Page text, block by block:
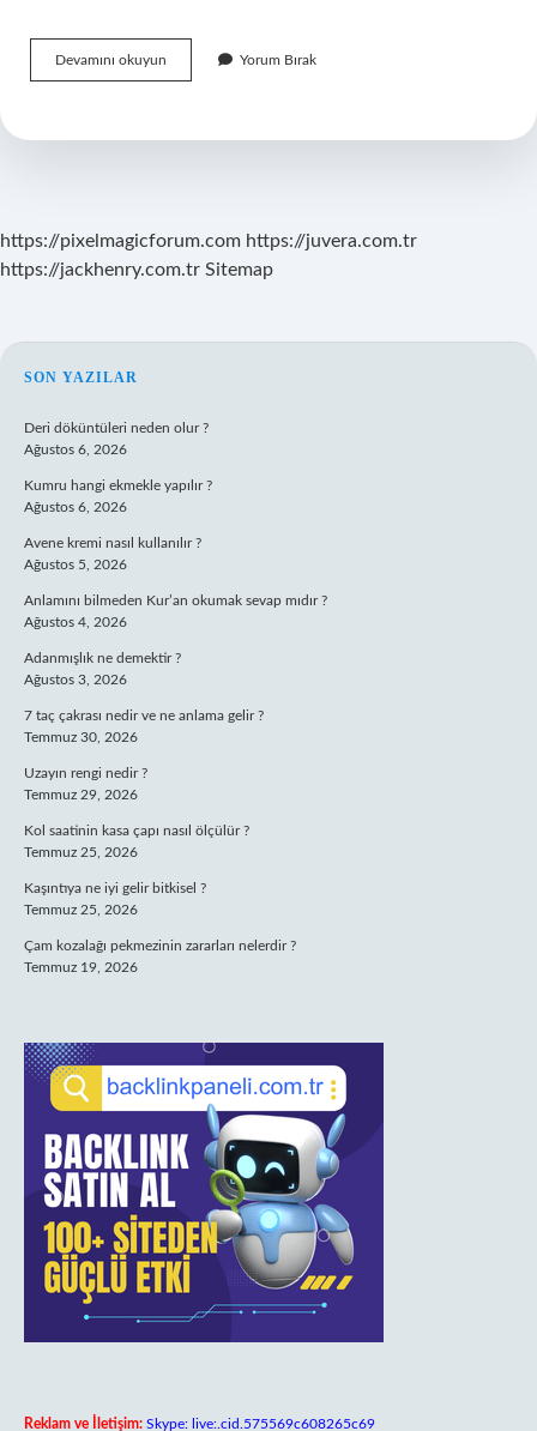
Devamını okuyun
Hangi
Yorum Bırak
https://pixelmagicforum.com https://juvera.com.tr
https://jackhenry.com.tr Sitemap
SIDEBAR
SON YAZILAR
Deri döküntüleri neden olur ?
Ağustos 6, 2026
Kumru hangi ekmekle yapılır ?
Ağustos 6, 2026
Avene kremi nasıl kullanılır ?
Ağustos 5, 2026
Anlamını bilmeden Kur’an okumak sevap mıdır ?
Ağustos 4, 2026
Adanmışlık ne demektir ?
Ağustos 3, 2026
7 taç çakrası nedir ve ne anlama gelir ?
Temmuz 30, 2026
Uzayın rengi nedir ?
Temmuz 29, 2026
Kol saatinin kasa çapı nasıl ölçülür ?
Temmuz 25, 2026
Kaşıntıya ne iyi gelir bitkisel ?
Temmuz 25, 2026
Çam kozalağı pekmezinin zararları nelerdir ?
Temmuz 19, 2026
Reklam ve İletişim: Skype: live:.cid.575569c608265c69